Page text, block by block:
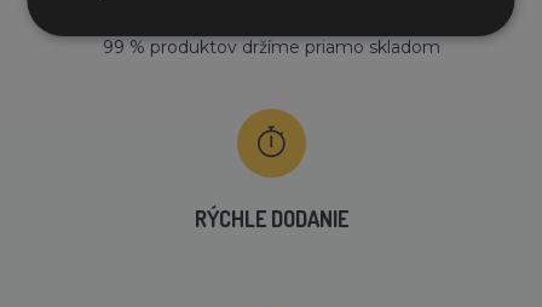
99 % produktov držíme priamo skladom
RÝCHLE DODANIE